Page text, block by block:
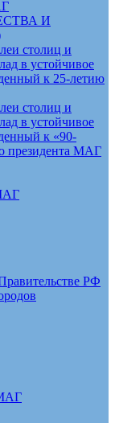
И
столиц и
в устойчивое
к 25-летию
столиц и
в устойчивое
к «90-
президента МАГ
РФ